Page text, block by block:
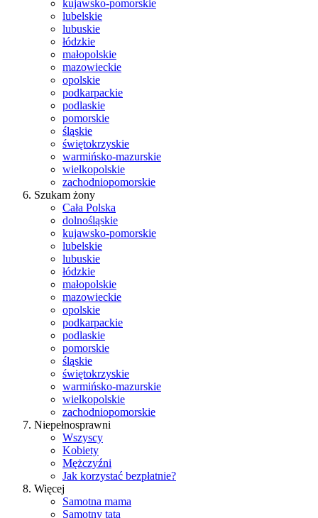
kujawsko-pomorskie
lubelskie
lubuskie
łódzkie
małopolskie
mazowieckie
opolskie
podkarpackie
podlaskie
pomorskie
śląskie
świętokrzyskie
warmińsko-mazurskie
wielkopolskie
zachodniopomorskie
Szukam żony
Cała Polska
dolnośląskie
kujawsko-pomorskie
lubelskie
lubuskie
łódzkie
małopolskie
mazowieckie
opolskie
podkarpackie
podlaskie
pomorskie
śląskie
świętokrzyskie
warmińsko-mazurskie
wielkopolskie
zachodniopomorskie
Niepełnosprawni
Wszyscy
Kobiety
Mężczyźni
Jak korzystać bezpłatnie?
Więcej
Samotna mama
Samotny tata